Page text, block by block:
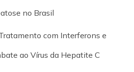
no Brasil
com Interferons e
ao Vírus da Hepatite C